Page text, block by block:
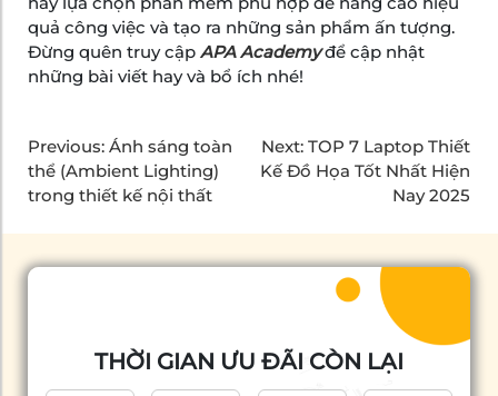
quả công việc và tạo ra những sản phẩm ấn tượng.
Đừng quên truy cập APA Academyđể cập nhật
những bài viết hay và bổ ích nhé!
Previous: Ánh sáng toàn
thể (Ambient Lighting)
trong thiết kế nội thất
Next: TOP 7 Laptop Thiết
Kế Đồ Họa Tốt Nhất Hiện
Nay 2025
THỜI GIAN ƯU ĐÃI CÒN LẠI